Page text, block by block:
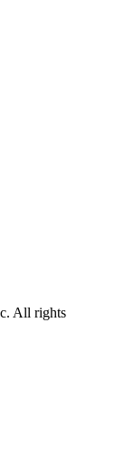
All rights